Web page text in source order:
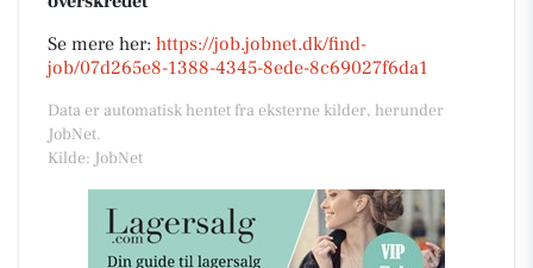
Se mere her: https://job.jobnet.dk/find-
job/07d265e8-1388-4345-8ede-8c69027f6da1
Data er automatisk hentet fra eksterne kilder, herunder
JobNet.
Kilde: JobNet